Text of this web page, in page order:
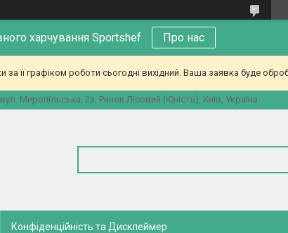
харчування Sportshef Про нас
її графіком роботи сьогодні вихідний. Ваша заявка буде
вул. Миропільська, 2а. Ринок Лісовий (Юність), Київ, Україна
Конфіденційність та Дисклеймер